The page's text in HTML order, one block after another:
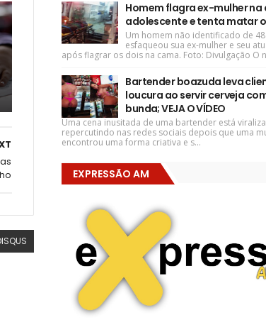
Homem flagra ex-mulher na
adolescente e tenta matar
Um homem não identificado de
esfaqueou sua ex-mulher e seu
após flagrar os dois na cama. Foto: Divulgação O
Bartender boazuda leva
loucura ao servir cerveja
bunda; VEJA O VÍDEO
Uma cena inusitada de uma bartender está
repercutindo nas redes sociais depois que uma
encontrou uma forma criativa e s...
EXPRESSÃO AM